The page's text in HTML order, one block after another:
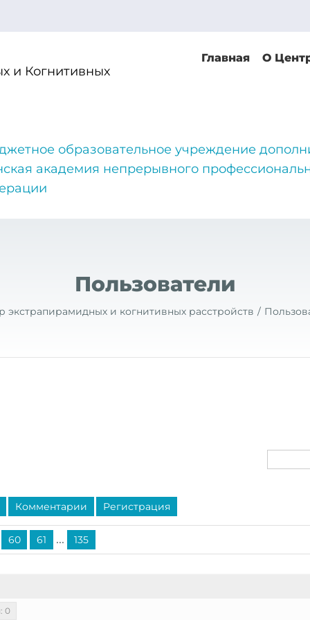
и Когнитивных
Главная О
образовательное учреждение
академия непрерывного
Пользователи
экстрапирамидных и когнитивных расстройств
Комментарии Регистрация
60 61 ... 135
0